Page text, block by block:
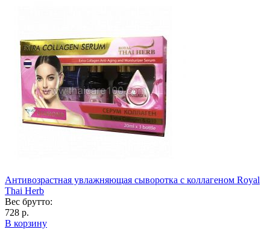
Антивозрастная увлажняющая сыворотка с коллагеном Royal
Thai Herb
Вес брутто:
728 р.
В корзину